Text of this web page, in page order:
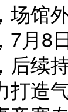
场馆
7月8
后续
打造